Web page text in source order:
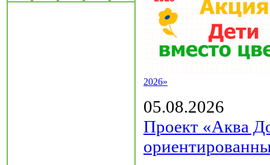
2026»
05.08.2026
Проект «Аква